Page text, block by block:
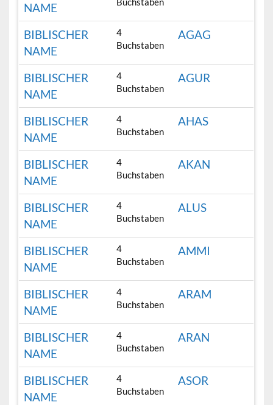
NAME
BIBLISCHER
NAME
4
Buchstaben
AGAG
BIBLISCHER
NAME
4
Buchstaben
AGUR
BIBLISCHER
NAME
4
Buchstaben
AHAS
BIBLISCHER
NAME
4
Buchstaben
AKAN
BIBLISCHER
NAME
4
Buchstaben
ALUS
BIBLISCHER
NAME
4
Buchstaben
AMMI
BIBLISCHER
NAME
4
Buchstaben
ARAM
BIBLISCHER
NAME
4
Buchstaben
ARAN
BIBLISCHER
NAME
4
Buchstaben
ASOR